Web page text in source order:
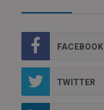
FACEBOOK
TWITTER